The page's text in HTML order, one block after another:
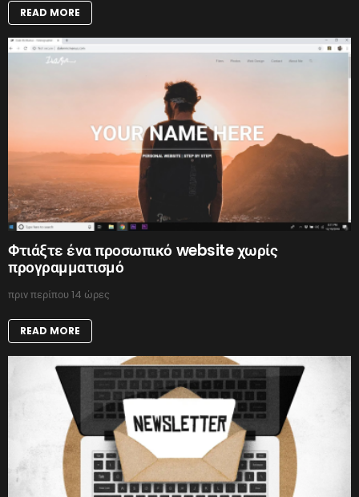
READ MORE
Φτιάξτε ένα προσωπικό website χωρίς
προγραμματισμό
πριν περίπου 14 ώρες
READ MORE